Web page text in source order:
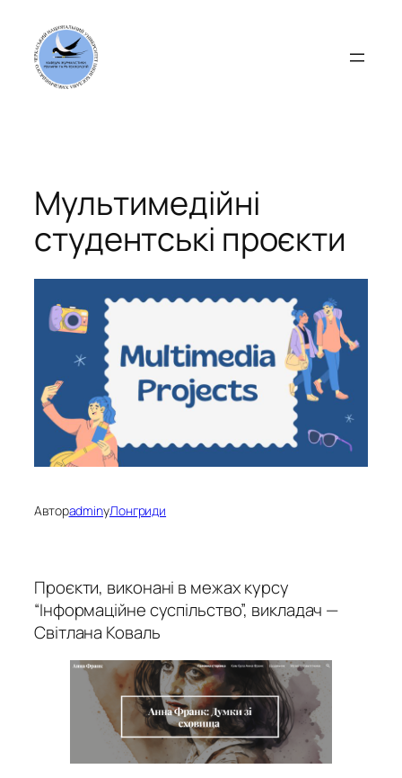
вмісту
Мультимедійні
студентські проєкти
АвторadminуЛонгриди
Проєкти, виконані в межах курсу
“Інформаційне суспільство”, викладач —
Світлана Коваль